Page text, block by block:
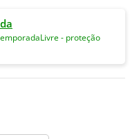
- proteção